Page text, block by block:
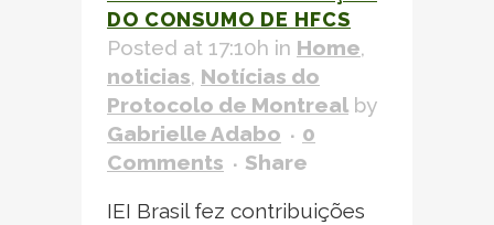
DO CONSUMO DE HFCS
Posted at 17:10h in Home,
noticias, Notícias do
Protocolo de Montreal by
Gabrielle Adabo
0
Comments
Share
IEI Brasil fez contribuições